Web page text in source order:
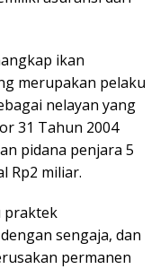
ikan
merupakan pelaku
nelayan yang
31 Tahun 2004
pidana penjara 5
Rp2 miliar.
praktek
sengaja, dan
permanen